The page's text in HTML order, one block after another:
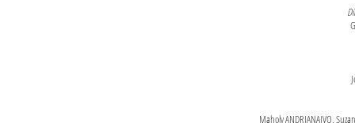
Maholy ANDRIANAIVO,